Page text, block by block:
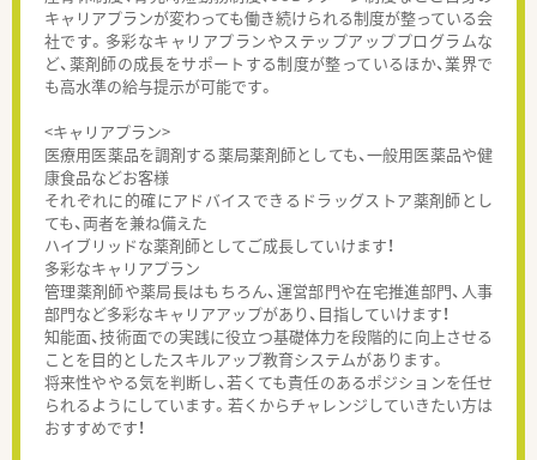
キャリアプランが変わっても働き続けられる制度が整っている会
社です。多彩なキャリアプランやステップアッププログラムな
ど、薬剤師の成長をサポートする制度が整っているほか、業界で
も高水準の給与提示が可能です。
<キャリアプラン>
医療用医薬品を調剤する薬局薬剤師としても、一般用医薬品や健
康食品などお客様
それぞれに的確にアドバイスできるドラッグストア薬剤師とし
ても、両者を兼ね備えた
ハイブリッドな薬剤師としてご成長していけます！
多彩なキャリアプラン
管理薬剤師や薬局長はもちろん、運営部門や在宅推進部門、人事
部門など多彩なキャリアアップがあり、目指していけます！
知能面、技術面での実践に役立つ基礎体力を段階的に向上させる
ことを目的としたスキルアップ教育システムがあります。
将来性ややる気を判断し、若くても責任のあるポジションを任せ
られるようにしています。若くからチャレンジしていきたい方は
おすすめです！